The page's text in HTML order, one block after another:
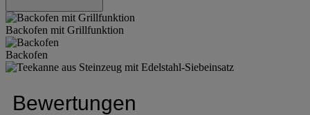
Backofen mit Grillfunktion
Backofen